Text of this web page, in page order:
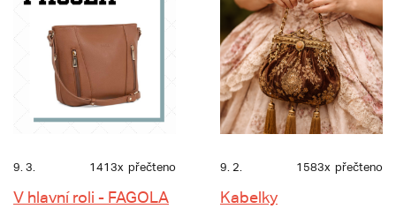
9. 3. 1413x přečteno
V hlavní roli - FAGOLA
9. 2. 1583x přečteno
Kabelky